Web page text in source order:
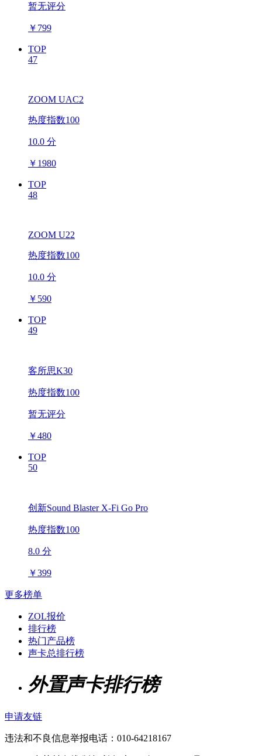
暂无评分
￥ 799
TOP
47
ZOOM UAC2
热度指数100
10.0 分
￥ 1980
TOP
48
ZOOM U22
热度指数100
10.0 分
￥ 590
TOP
49
客所思K30
热度指数100
暂无评分
￥480
TOP
50
创新Sound Blaster X-Fi Go Pro
热度指数100
8.0 分
￥399
更多榜单
ZOL报价
排行榜
热门产品榜
声卡总排行榜
外置声卡排行榜
申请友链
违法和不良信息举报电话：010-64218167